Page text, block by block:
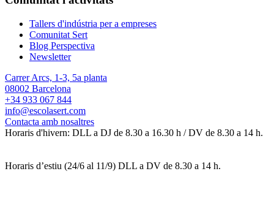
Tallers d'indústria per a empreses
Comunitat Sert
Blog Perspectiva
Newsletter
Carrer Arcs, 1-3, 5a planta
08002 Barcelona
+34 933 067 844
info@escolasert.com
Contacta amb nosaltres
Horaris d'hivern: DLL a DJ de 8.30 a 16.30 h / DV de 8.30 a 14 h.
Horaris d’estiu (24/6 al 11/9) DLL a DV de 8.30 a 14 h.